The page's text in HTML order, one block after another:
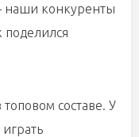
наши конкуренты
поделился
составе. У